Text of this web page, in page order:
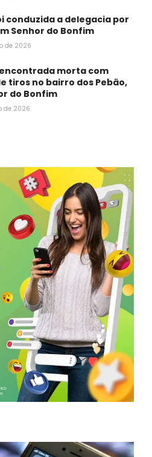
conduzida a delegacia por
Senhor do Bonfim
de 2026
morta com
tiros no bairro dos Pebão,
do Bonfim
de 2026